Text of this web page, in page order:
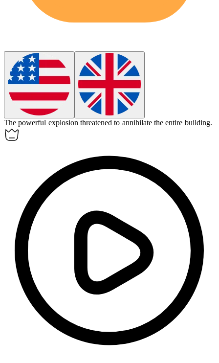
The powerful explosion threatened to annihilate the entire building.